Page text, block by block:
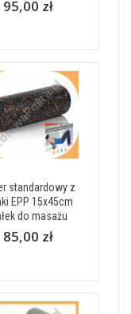
95,00 zł
standardowy z
EPP 15x45cm
do masażu
85,00 zł